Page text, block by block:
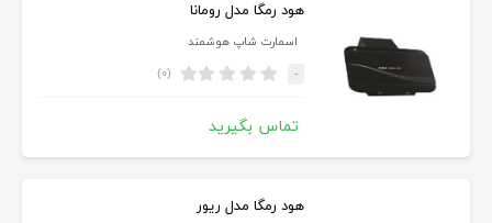
هود رمگا مدل رومانا
اسمارت شاپ هوشمند
- (۰)
تماس بگیرید
هود رمگا مدل ریور